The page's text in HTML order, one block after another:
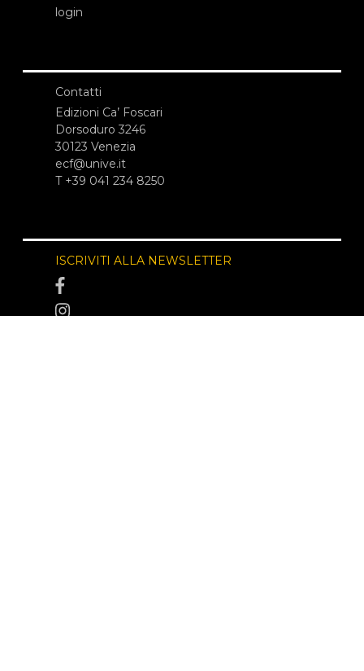
login
Contatti
Edizioni Ca’ Foscari
Dorsoduro 3246
30123 Venezia
ecf@unive.it
T +39 041 234 8250
ISCRIVITI ALLA NEWSLETTER